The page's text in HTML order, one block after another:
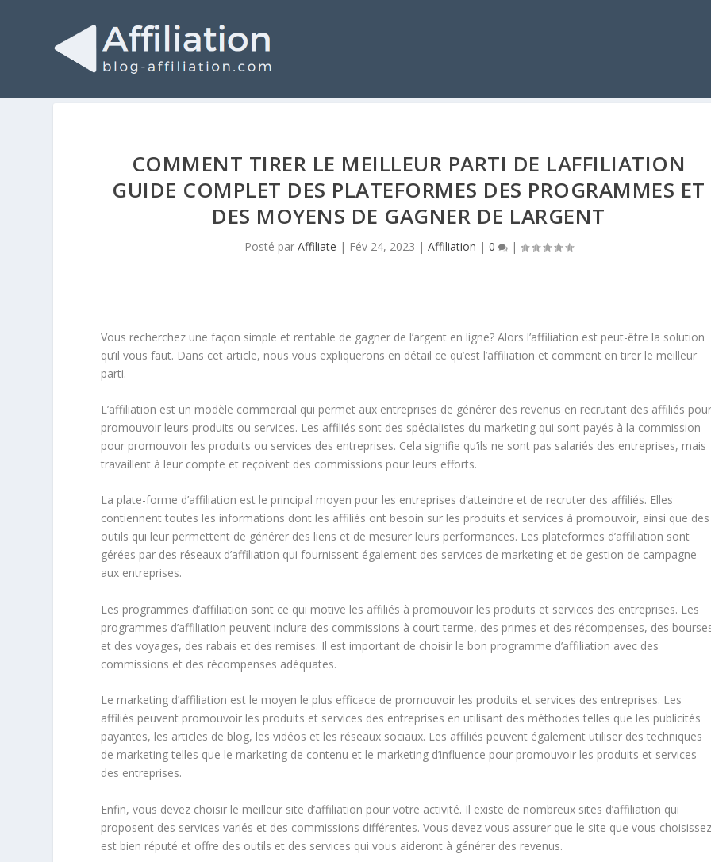
COMMENT TIRER LE MEILLEUR PARTI DE LAFFILIATION
GUIDE COMPLET DES PLATEFORMES DES PROGRAMMES ET
DES MOYENS DE GAGNER DE LARGENT
Posté par Affiliate | Fév 24, 2023 | Affiliation | 0 |
Vous recherchez une façon simple et rentable de gagner de l’argent en ligne? Alors l’affiliation est peut-être la solution
qu’il vous faut. Dans cet article, nous vous expliquerons en détail ce qu’est l’affiliation et comment en tirer le meilleur
parti.
L’affiliation est un modèle commercial qui permet aux entreprises de générer des revenus en recrutant des affiliés
promouvoir leurs produits ou services. Les affiliés sont des spécialistes du marketing qui sont payés à la commission
pour promouvoir les produits ou services des entreprises. Cela signifie qu’ils ne sont pas salariés des entreprises, mais
travaillent à leur compte et reçoivent des commissions pour leurs efforts.
La plate-forme d’affiliation est le principal moyen pour les entreprises d’atteindre et de recruter des affiliés. Elles
contiennent toutes les informations dont les affiliés ont besoin sur les produits et services à promouvoir, ainsi que des
outils qui leur permettent de générer des liens et de mesurer leurs performances. Les plateformes d’affiliation sont
gérées par des réseaux d’affiliation qui fournissent également des services de marketing et de gestion de campagne
aux entreprises.
Les programmes d’affiliation sont ce qui motive les affiliés à promouvoir les produits et services des entreprises. Les
programmes d’affiliation peuvent inclure des commissions à court terme, des primes et des récompenses, des
et des voyages, des rabais et des remises. Il est important de choisir le bon programme d’affiliation avec des
commissions et des récompenses adéquates.
Le marketing d’affiliation est le moyen le plus efficace de promouvoir les produits et services des entreprises. Les
affiliés peuvent promouvoir les produits et services des entreprises en utilisant des méthodes telles que les publicités
payantes, les articles de blog, les vidéos et les réseaux sociaux. Les affiliés peuvent également utiliser des techniques
de marketing telles que le marketing de contenu et le marketing d’influence pour promouvoir les produits et services
des entreprises.
Enfin, vous devez choisir le meilleur site d’affiliation pour votre activité. Il existe de nombreux sites d’affiliation qui
proposent des services variés et des commissions différentes. Vous devez vous assurer que le site que vous
est bien réputé et offre des outils et des services qui vous aideront à générer des revenus.